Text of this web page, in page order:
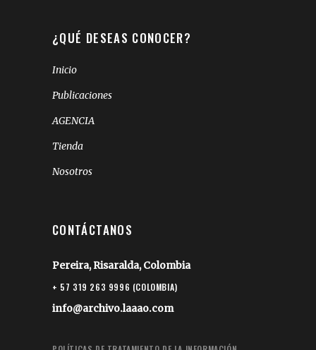
¿QUÉ DESEAS CONOCER?
Inicio
Publicaciones
AGENCIA
Tienda
Nosotros
CONTÁCTANOS
Pereira, Risaralda, Colombia
+ 57 319 263 9996 (COLOMBIA)
info@archivo.laaao.com